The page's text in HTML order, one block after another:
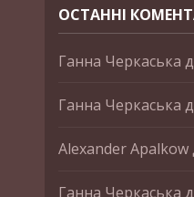
ОСТАННІ
Ганна Черкаська
Ганна Черкаська
Alexander Apalkow
Ганна Черкаська